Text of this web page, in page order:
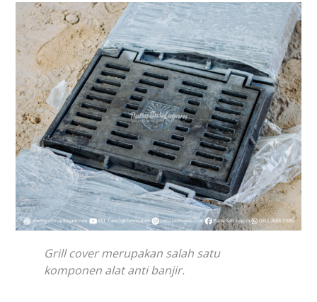
Grill cover merupakan salah satu
komponen alat anti banjir.